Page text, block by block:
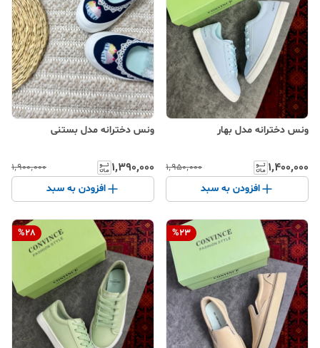
ونس دخترانه مدل بهار
۱٬۴۰۰٬۰۰۰ ۱٬۹۵۰٬۰۰۰
افزودن به سبد
ونس دخترانه مدل بستنی
۱٬۳۹۰٬۰۰۰ ۱٬۹۰۰٬۰۰۰
افزودن به سبد
%23
%28